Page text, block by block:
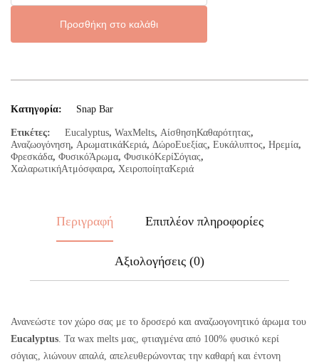
ποσότητα
Προσθήκη στο καλάθι
Κατηγορία: Snap Bar
Ετικέτες: Eucalyptus, WaxMelts, ΑίσθησηΚαθαρότητας,
Αναζωογόνηση, ΑρωματικάΚεριά, ΔώροΕυεξίας, Ευκάλυπτος, Ηρεμία,
Φρεσκάδα, ΦυσικόΆρωμα, ΦυσικόΚερίΣόγιας,
ΧαλαρωτικήΑτμόσφαιρα, ΧειροποίηταΚεριά
Περιγραφή Επιπλέον πληροφορίες
Αξιολογήσεις (0)
Ανανεώστε τον χώρο σας με το δροσερό και αναζωογονητικό άρωμα του
Eucalyptus . Τα wax melts μας, φτιαγμένα από 100% φυσικό κερί
σόγιας, λιώνουν απαλά, απελευθερώνοντας την καθαρή και έντονη